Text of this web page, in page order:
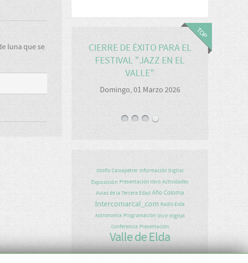
luna que se
CIERRE DE ÉXITO PARA EL
FESTIVAL "JAZZ EN EL
VALLE"
Domingo, 01 Marzo 2026
Otoño Caixapetrer Información Digital
Exposición Presentación libro Actividades
Aulas de la Tercera Edad Año Coloma
Intercomarcal_com Radio Elda
Astronomía Programación Vivir digital
Conferencia Presentación
Valle de Elda